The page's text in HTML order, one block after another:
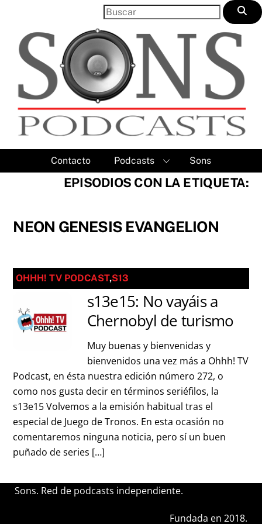
content
Contacto Podcasts Sons
EPISODIOS CON LA ETIQUETA:
NEON GENESIS EVANGELION
OHHH! TV PODCAST,S13
s13e15: No vayáis a
Chernobyl de turismo
Muy buenas y bienvenidas y
bienvenidos una vez más a Ohhh! TV
Podcast, en ésta nuestra edición número 272, o
como nos gusta decir en términos seriéfilos, la
s13e15 Volvemos a la emisión habitual tras el
especial de Juego de Tronos. En esta ocasión no
comentaremos ninguna noticia, pero sí un buen
puñado de series […]
Sons. Red de podcasts independiente.
Fundada en 2018.